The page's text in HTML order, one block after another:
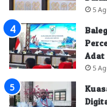
5
Adat
5